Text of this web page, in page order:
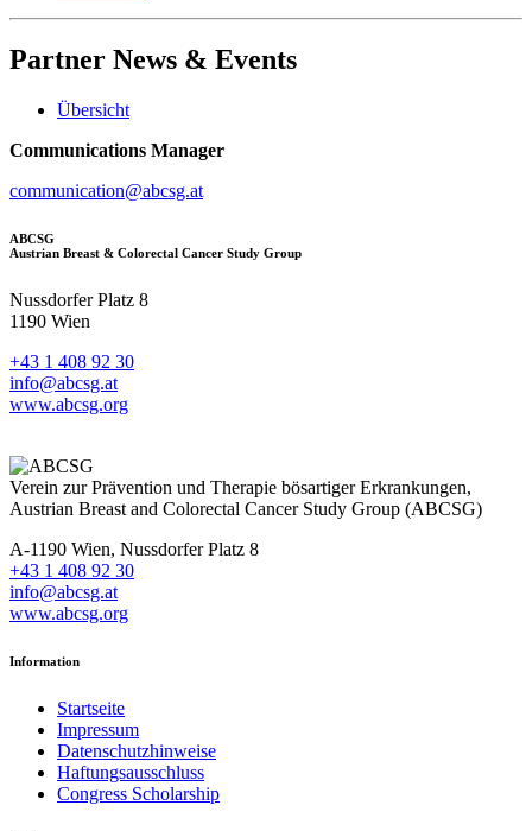
Partner News & Events
Übersicht
Communications Manager
communication@abcsg.at
ABCSG
Austrian Breast & Colorectal Cancer Study Group
Nussdorfer Platz 8
1190 Wien
+43 1 408 92 30
info@abcsg.at
www.abcsg.org
Verein zur Prävention und Therapie bösartiger Erkrankungen,
Austrian Breast and Colorectal Cancer Study Group (ABCSG)
A-1190 Wien, Nussdorfer Platz 8
+43 1 408 92 30
info@abcsg.at
www.abcsg.org
Information
Startseite
Impressum
Datenschutzhinweise
Haftungsausschluss
Congress Scholarship